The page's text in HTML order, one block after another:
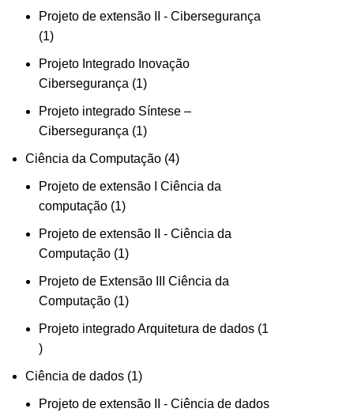
Projeto de extensão II - Cibersegurança
1
Projeto Integrado Inovação
Cibersegurança
1
Projeto integrado Síntese –
Cibersegurança
1
Ciência da Computação 4
Projeto de extensão I Ciência da
computação 1
Projeto de extensão II - Ciência da
Computação 1
Projeto de Extensão III Ciência da
Computação 1
Projeto integrado Arquitetura de dados 1
Ciência de dados 1
Projeto de extensão II - Ciência de dados